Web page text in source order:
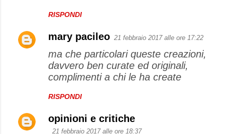
RISPONDI
mary pacileo 21 febbraio 2017 alle ore 17:22
ma che particolari queste creazioni,
davvero ben curate ed originali,
complimenti a chi le ha create
RISPONDI
opinioni e critiche
21 febbraio 2017 alle ore 18:37